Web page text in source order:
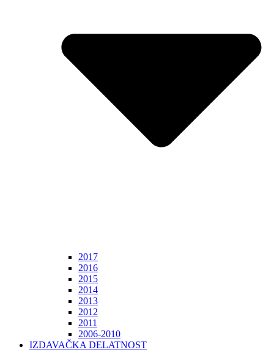
2017
2016
2015
2014
2013
2012
2011
2006-2010
IZDAVAČKA DELATNOST